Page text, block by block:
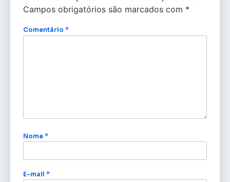
Campos obrigatórios são marcados com *
Comentário *
Nome *
E-mail *